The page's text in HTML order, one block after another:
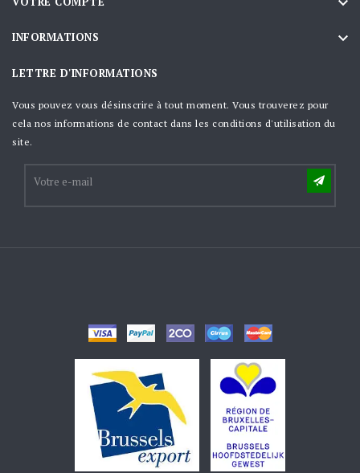
INFORMATIONS 
LETTRE D'INFORMATIONS
Vous pouvez vous désinscrire à tout moment. Vous trouverez pour
cela nos informations de contact dans les conditions d'utilisation du
site.